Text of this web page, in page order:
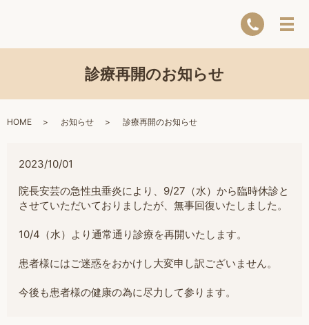
診療再開のお知らせ
HOME お知らせ 診療再開のお知らせ
2023/10/01
院長安芸の急性虫垂炎により、9/27（水）から臨時休診と
させていただいておりましたが、無事回復いたしました。
10/4（水）より通常通り診療を再開いたします。
患者様にはご迷惑をおかけし大変申し訳ございません。
今後も患者様の健康の為に尽力して参ります。